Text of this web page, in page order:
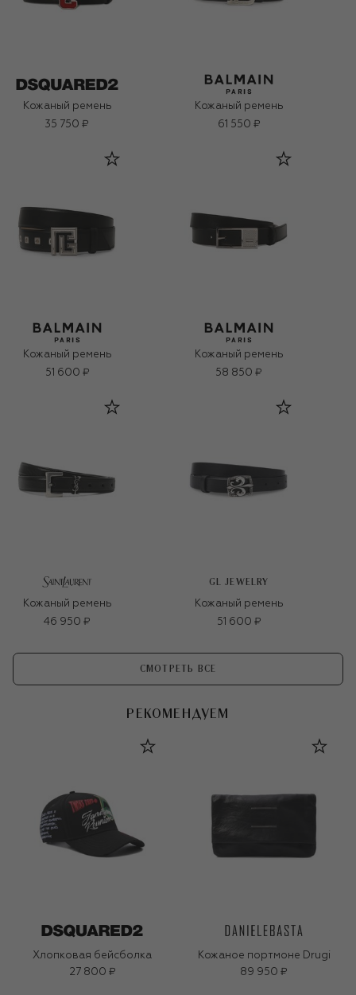
Кожаный ремень
35 750 ₽
Кожаный ремень
61 550 ₽
Кожаный ремень
51 600 ₽
Кожаный ремень
58 850 ₽
Кожаный ремень
46 950 ₽
GL JEWELRY
Кожаный ремень
51 600 ₽
СМОТРЕТЬ ВСЕ
РЕКОМЕНДУЕМ
Хлопковая бейсболка
27 800 ₽
Кожаное портмоне Drugi
89 950 ₽